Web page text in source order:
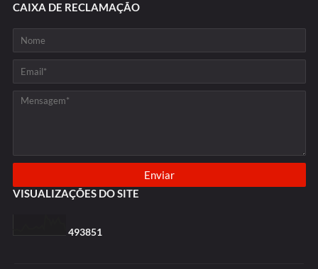
CAIXA DE RECLAMAÇÃO
VISUALIZAÇÕES DO SITE
493851